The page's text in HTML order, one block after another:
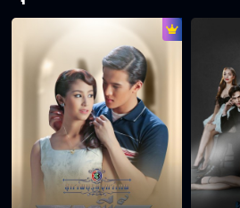
อีลูกเลว!!
เราใช้ผู้ชายร่วมกัน
เซ็นใบหย่า